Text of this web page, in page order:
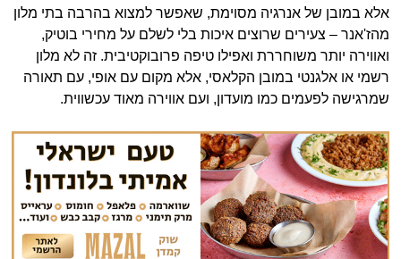
אלא במובן של אנרגיה מסוימת, שאפשר למצוא בהרבה בתי מלון
מהז'אנר – צעירים שרוצים איכות בלי לשלם על מחירי בוטיק,
ואווירה יותר משוחררת ואפילו טיפה פרובוקטיבית. זה לא מלון
רשמי או אלגנטי במובן הקלאסי, אלא מקום עם אופי, עם תאורה
שמרגישה לפעמים כמו מועדון, ועם אווירה מאוד עכשווית.